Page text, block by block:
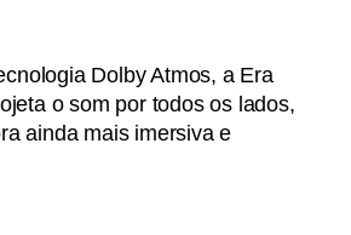
Dolby Atmos, a Era
o som por todos os lados,
ainda mais imersiva e